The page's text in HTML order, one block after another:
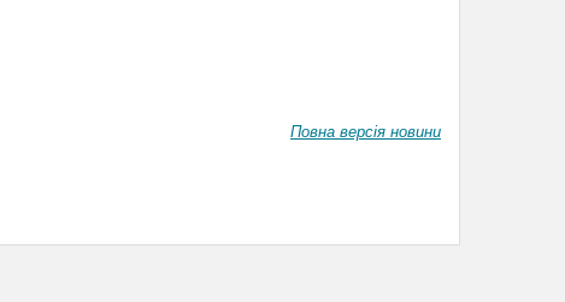
Повна версія новини